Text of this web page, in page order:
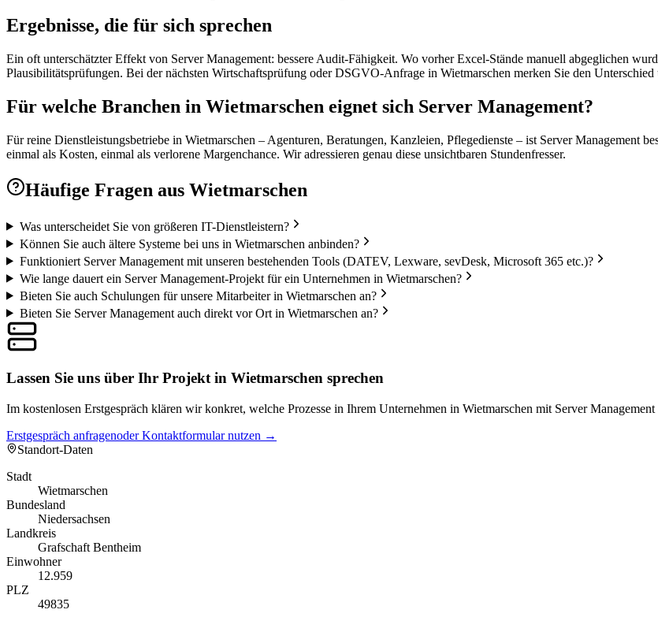
Ergebnisse, die für sich sprechen
Ein oft unterschätzter Effekt von Server Management: bessere Audit-Fähigkeit. Wo vorher Excel-Stände manuell abgeglichen
Plausibilitätsprüfungen. Bei der nächsten Wirtschaftsprüfung oder DSGVO-Anfrage in Wietmarschen merken Sie den Unterschied
Für welche Branchen in Wietmarschen eignet sich Server Management?
Für reine Dienstleistungsbetriebe in Wietmarschen – Agenturen, Beratungen, Kanzleien, Pflegedienste – ist Server Management
einmal als Kosten, einmal als verlorene Margenchance. Wir adressieren genau diese unsichtbaren Stundenfresser.
Häufige Fragen aus Wietmarschen
Was unterscheidet Sie von größeren IT-Dienstleistern?
Können Sie auch ältere Systeme bei uns in Wietmarschen anbinden?
Funktioniert Server Management mit unseren bestehenden Tools (DATEV, Lexware, sevDesk, Microsoft 365 etc.)?
Wie lange dauert ein Server Management-Projekt für ein Unternehmen in Wietmarschen?
Bieten Sie auch Schulungen für unsere Mitarbeiter in Wietmarschen an?
Bieten Sie Server Management auch direkt vor Ort in Wietmarschen an?
Lassen Sie uns über Ihr Projekt in Wietmarschen sprechen
Im kostenlosen Erstgespräch klären wir konkret, welche Prozesse in Ihrem Unternehmen in Wietmarschen mit Server
Erstgespräch anfragenoder Kontaktformular nutzen →
Standort-Daten
Stadt
Wietmarschen
Bundesland
Niedersachsen
Landkreis
Grafschaft Bentheim
Einwohner
12.959
PLZ
49835